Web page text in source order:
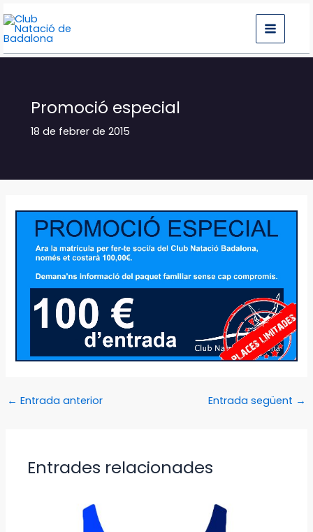
al
contingut
Promoció especial
18 de febrer de 2015
← Entrada anterior Entrada següent →
Entrades relacionades